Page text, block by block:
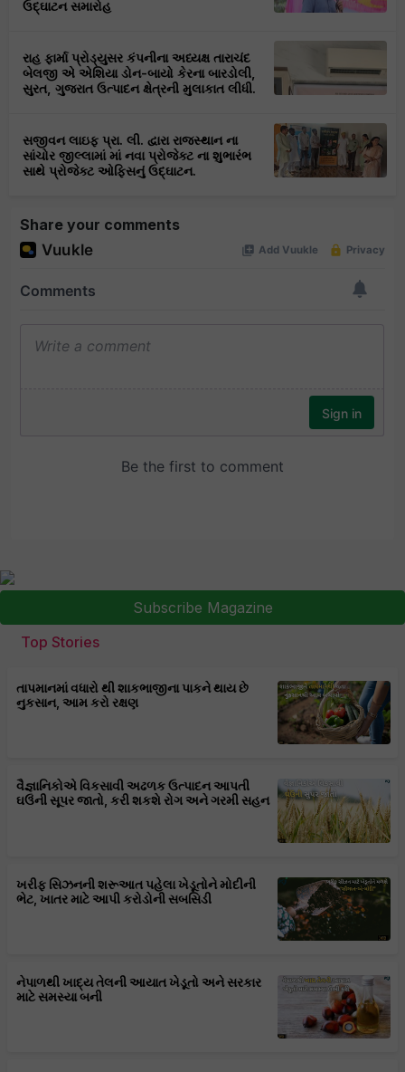
ઉદ્ઘાટન સમારોહ
રાહ ફાર્મા પ્રોડ્યુસર કંપનીના અધ્યક્ષ તારાચંદ
બેલજી એ એશિયા ડોન-બાયો કેરના બારડોલી,
સુરત, ગુજરાત ઉત્પાદન ક્ષેત્રની મુલાકાત લીધી.
સજીવન લાઇફ પ્રા. લી. દ્વારા રાજસ્થાન ના
સાંચોર જીલ્લામાં માં નવા પ્રોજેક્ટ ના શુભારંભ
સાથે પ્રોજેક્ટ ઓફિસનું ઉદ્ઘાટન.
Share your comments
Subscribe Magazine
Top Stories
તાપમાનમાં વધારો થી શાકભાજીના પાકને થાય છે
નુકસાન, આમ કરો રક્ષણ
વૈજ્ઞાનિકોએ વિકસાવી અઢળક ઉત્પાદન આપતી
ઘઉંની સૂપર જાતો, કરી શકશે રોગ અને ગરમી સહન
ખરીફ સિઝનની શરૂઆત પહેલા ખેડૂતોને મોદીની
ભેટ, ખાતર માટે આપી કરોડોની સબસિડી
નેપાળથી ખાદ્ય તેલની આયાત ખેડૂતો અને સરકાર
માટે સમસ્યા બની